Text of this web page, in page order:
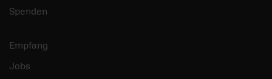
Spenden
Empfang
Jobs